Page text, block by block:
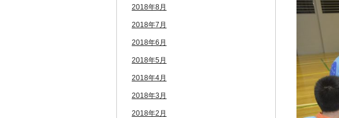
2018年8月
2018年7月
2018年6月
2018年5月
2018年4月
2018年3月
2018年2月